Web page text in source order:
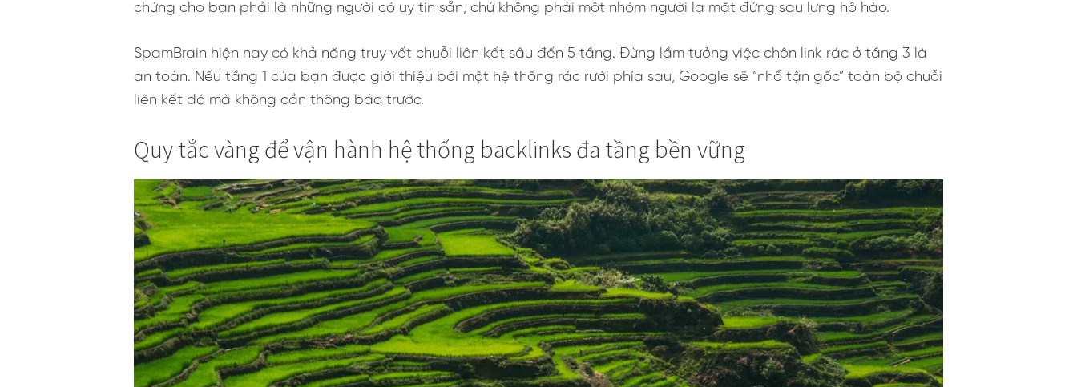
chứng cho bạn phải là những người có uy tín sẵn, chứ không phải một nhóm người lạ mặt đứng sau lưng hô hào.
SpamBrain hiện nay có khả năng truy vết chuỗi liên kết sâu đến 5 tầng. Đừng lầm tưởng việc chôn link rác ở tầng 3 là
an toàn. Nếu tầng 1 của bạn được giới thiệu bởi một hệ thống rác rưởi phía sau, Google sẽ “nhổ tận gốc” toàn bộ chuỗi
liên kết đó mà không cần thông báo trước.
Quy tắc vàng để vận hành hệ thống backlinks đa tầng bền vững